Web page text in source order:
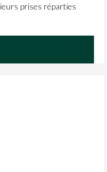
prises réparties